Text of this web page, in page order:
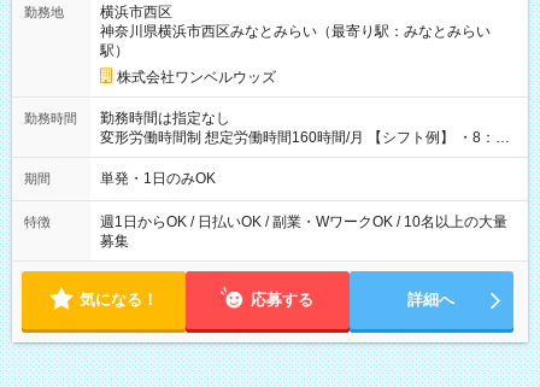
勤務地
横浜市西区
神奈川県横浜市西区みなとみらい（最寄り駅：みなとみらい
駅）
株式会社ワンベルウッズ
勤務時間
勤務時間は指定なし
変形労働時間制 想定労働時間160時間/月 【シフト例】 ・8：00
～21：00
期間 単発・1日のみOK
特徴
週1日からOK / 日払いOK / 副業・WワークOK / 10名以上の大量
募集
気になる！ 応募する 詳細へ